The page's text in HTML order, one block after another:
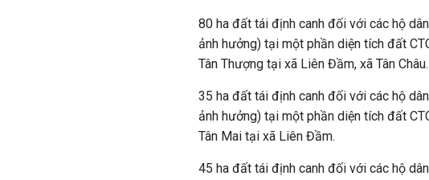
80 ha đất tái định canh đối với các hộ
ảnh hưởng) tại một phần diện tích đất
Tân Thượng tại xã Liên Đầm, xã Tân Châu.
35 ha đất tái định canh đối với các hộ
ảnh hưởng) tại một phần diện tích đất
Tân Mai tại xã Liên Đầm.
45 ha đất tái định canh đối với các hộ